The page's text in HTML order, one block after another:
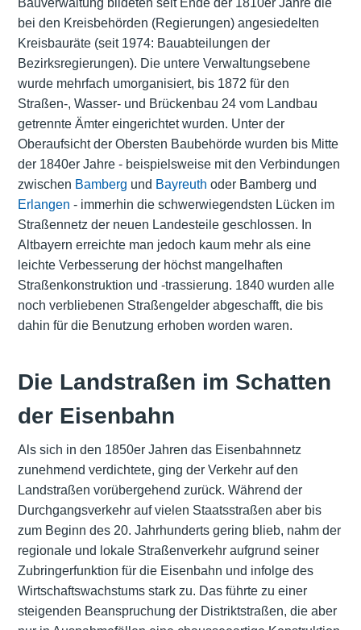
Bauverwaltung bildeten seit Ende der 1810er Jahre die
bei den Kreisbehörden (Regierungen) angesiedelten
Kreisbauräte (seit 1974: Bauabteilungen der
Bezirksregierungen). Die untere Verwaltungsebene
wurde mehrfach umorganisiert, bis 1872 für den
Straßen-, Wasser- und Brückenbau 24 vom Landbau
getrennte Ämter eingerichtet wurden. Unter der
Oberaufsicht der Obersten Baubehörde wurden bis Mitte
der 1840er Jahre - beispielsweise mit den Verbindungen
zwischen Bamberg und Bayreuth oder Bamberg und
Erlangen - immerhin die schwerwiegendsten Lücken im
Straßennetz der neuen Landesteile geschlossen. In
Altbayern erreichte man jedoch kaum mehr als eine
leichte Verbesserung der höchst mangelhaften
Straßenkonstruktion und -trassierung. 1840 wurden alle
noch verbliebenen Straßengelder abgeschafft, die bis
dahin für die Benutzung erhoben worden waren.
Die Landstraßen im Schatten
der Eisenbahn
Als sich in den 1850er Jahren das Eisenbahnnetz
zunehmend verdichtete, ging der Verkehr auf den
Landstraßen vorübergehend zurück. Während der
Durchgangsverkehr auf vielen Staatsstraßen aber bis
zum Beginn des 20. Jahrhunderts gering blieb, nahm der
regionale und lokale Straßenverkehr aufgrund seiner
Zubringerfunktion für die Eisenbahn und infolge des
Wirtschaftswachstums stark zu. Das führte zu einer
steigenden Beanspruchung der Distriktstraßen, die aber